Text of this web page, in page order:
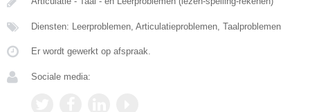
Diensten: Leerproblemen, Articulatieproblemen, Taalproblemen
Er wordt gewerkt op afspraak.
Sociale media: